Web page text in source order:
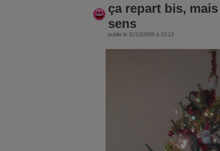
ça repart bis,
sens
publié le 11/12/2009 à 10:13